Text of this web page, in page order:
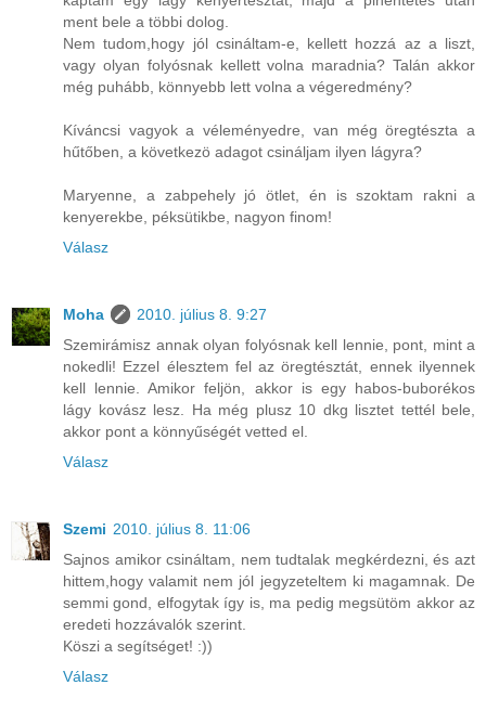
ment bele a többi dolog.
Nem tudom,hogy jól csináltam-e, kellett hozzá az a liszt,
vagy olyan folyósnak kellett volna maradnia? Talán akkor
még puhább, könnyebb lett volna a végeredmény?
Kíváncsi vagyok a véleményedre, van még öregtészta a
hűtőben, a következö adagot csináljam ilyen lágyra?
Maryenne, a zabpehely jó ötlet, én is szoktam rakni a
kenyerekbe, péksütikbe, nagyon finom!
Válasz
Moha
2010. július 8. 9:27
Szemirámisz annak olyan folyósnak kell lennie, pont, mint a
nokedli! Ezzel élesztem fel az öregtésztát, ennek ilyennek
kell lennie. Amikor feljön, akkor is egy habos-buborékos
lágy kovász lesz. Ha még plusz 10 dkg lisztet tettél bele,
akkor pont a könnyűségét vetted el.
Válasz
Szemi 2010. július 8. 11:06
Sajnos amikor csináltam, nem tudtalak megkérdezni, és azt
hittem,hogy valamit nem jól jegyzeteltem ki magamnak. De
semmi gond, elfogytak így is, ma pedig megsütöm akkor az
eredeti hozzávalók szerint.
Köszi a segítséget! :))
Válasz